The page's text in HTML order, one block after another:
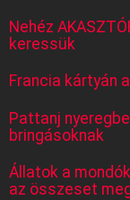
Nehéz
keressük
Francia kártyán
Pattanj
bringásoknak
Állatok a
az összeset